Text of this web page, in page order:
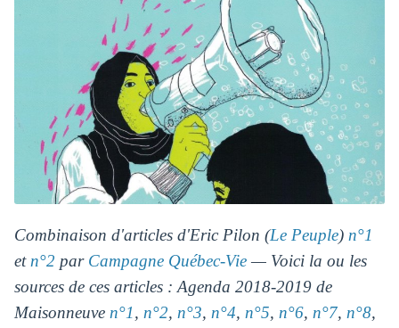
Combinaison d'articles d'Eric Pilon (Le Peuple) n°1
etn°2 par Campagne Québec-Vie— Voici la ou les
sources de ces articles : Agenda 2018-2019 de
Maisonneuve n°1, n°2, n°3, n°4, n°5, n°6, n°7, n°8,